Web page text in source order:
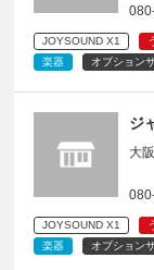
JOYSOUND X1
楽器
オプション
ジ
大
JOYSOUND X1
楽器
オプション